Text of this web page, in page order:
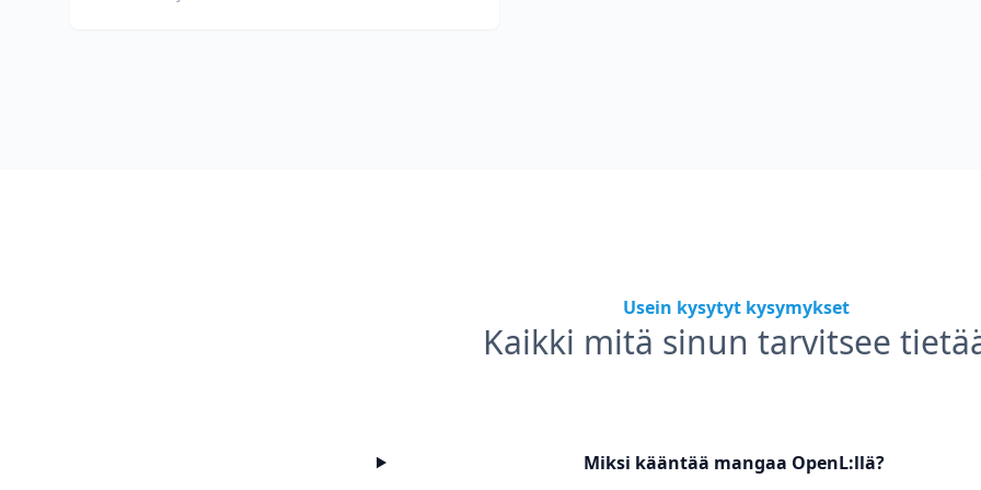
Usein kysytyt kysymykset
Kaikki mitä sinun tarvitsee
Miksi kääntää mangaa OpenL:llä?